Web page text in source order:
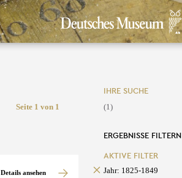
Seite 1 von 1
Details ansehen
IHRE SUCHE
(1)
ERGEBNISSE FILTERN
AKTIVE FILTER
Jahr: 1825-1849